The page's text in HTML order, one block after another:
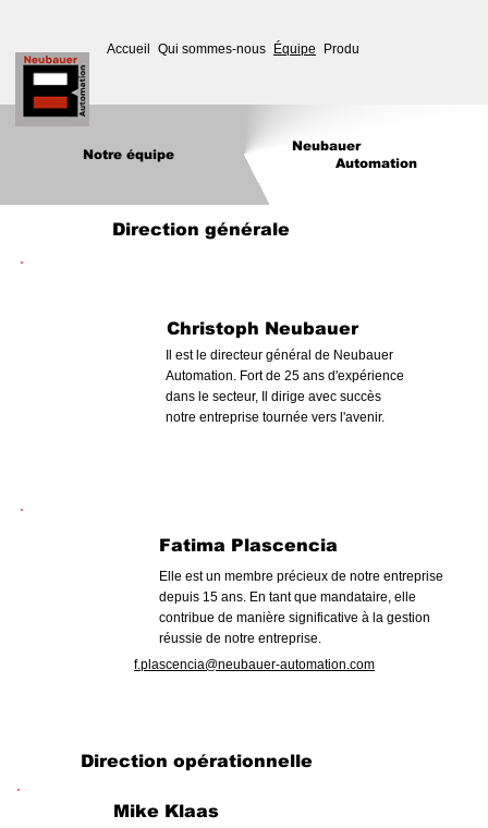
Accueil Qui sommes-nous Équipe Produits
Notre équipe
Neubauer
Automation
Direction générale
Christoph Neubauer
Il est le directeur général de Neubauer
Automation. Fort de 25 ans d'expérience
dans le secteur, Il dirige avec succès
notre entreprise tournée vers l'avenir.
Fatima Plascencia
Elle est un membre précieux de notre entreprise
depuis 15 ans. En tant que mandataire, elle
contribue de manière significative à la gestion
réussie de notre entreprise.
f.plascencia@neubauer-automation.com
Mike Klaas
Direction opérationnelle